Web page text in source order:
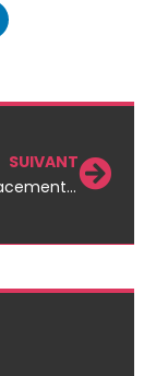
SUIVANT
Gérer efficacement un avis Google diffamatoire pour protéger votre entreprise